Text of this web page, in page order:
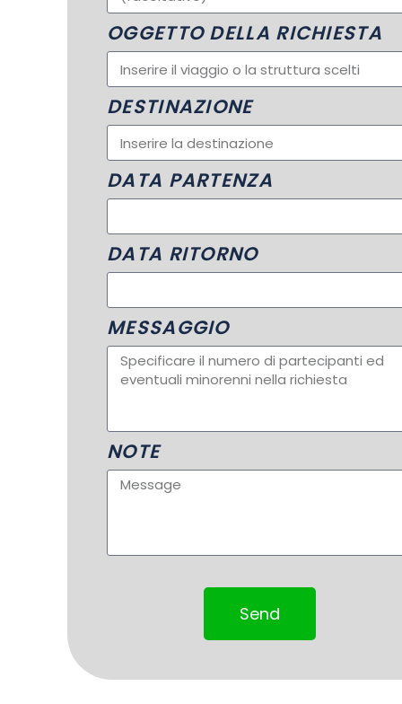
OGGETTO DELLA RICHIESTA
DESTINAZIONE
DATA PARTENZA
DATA RITORNO
MESSAGGIO
NOTE
Send